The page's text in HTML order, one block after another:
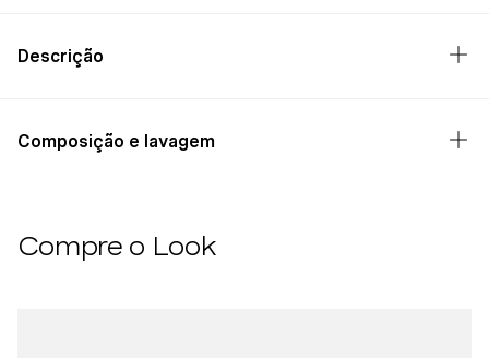
Descrição
Composição e lavagem
Compre o Look